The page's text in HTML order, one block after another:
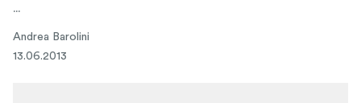
...
Andrea Barolini
13.06.2013